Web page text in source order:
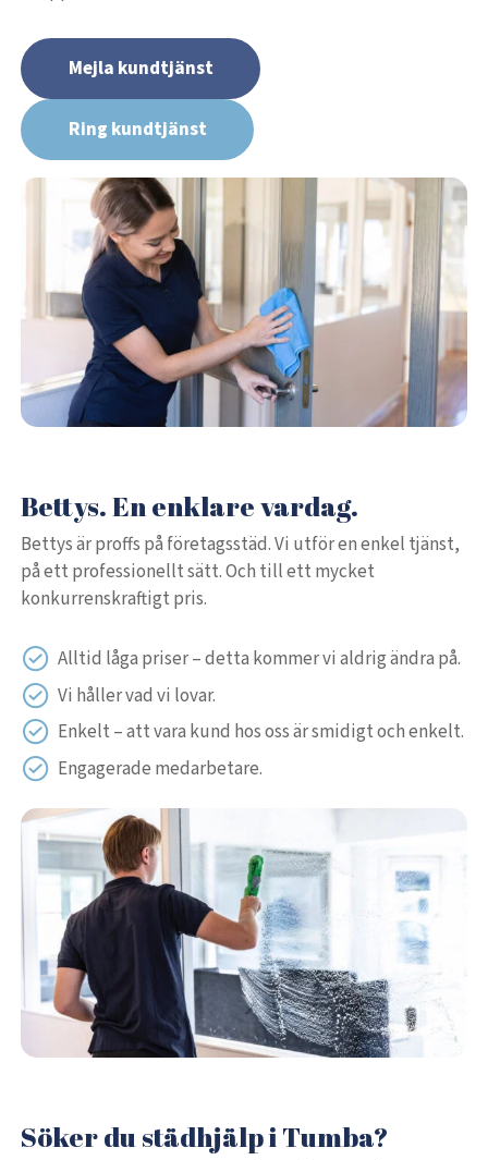
Mejla kundtjänst
Ring kundtjänst
Bettys. En enklare vardag.
Bettys är proffs på företagsstäd. Vi utför en enkel tjänst,
på ett professionellt sätt. Och till ett mycket
konkurrenskraftigt pris.
Alltid låga priser – detta kommer vi aldrig ändra på.
Vi håller vad vi lovar.
Enkelt – att vara kund hos oss är smidigt och enkelt.
Engagerade medarbetare.
Söker du städhjälp i Tumba?